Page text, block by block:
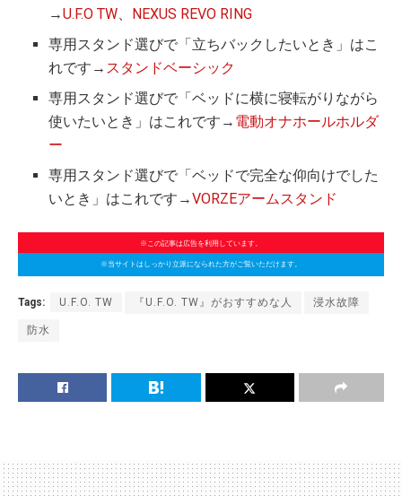
→U.F.O TW
NEXUS REVO RING
専用スタンド選びで「立ちバックしたいとき」はこ
れです→ スタンドベーシック
専用スタンド選びで「ベッドに横に寝転がりながら
使いたいとき」はこれです→ 電動オナホールホルダ
ー
専用スタンド選びで「ベッドで完全な仰向けでした
いとき」はこれです→VORZEアームスタンド
※この記事は広告を利用しています。
※当サイトはしっかり立派になられた方がご覧いただけます。
Tags: U.F.O. TW 『U.F.O. TW』がおすすめな人 浸水故障
防水